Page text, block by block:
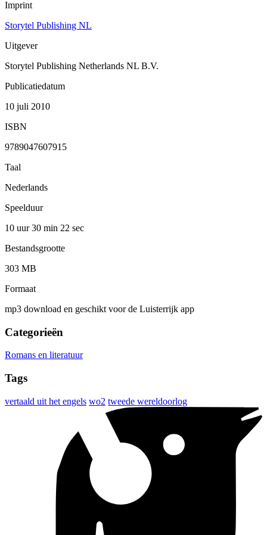
Imprint
Storytel Publishing NL
Uitgever
Storytel Publishing Netherlands NL B.V.
Publicatiedatum
10 juli 2010
ISBN
9789047607915
Taal
Nederlands
Speelduur
10 uur 30 min 22 sec
Bestandsgrootte
303 MB
Formaat
mp3 download en geschikt voor de Luisterrijk app
Categorieën
Romans en literatuur
Tags
vertaald uit het engels wo2 tweede wereldoorlog